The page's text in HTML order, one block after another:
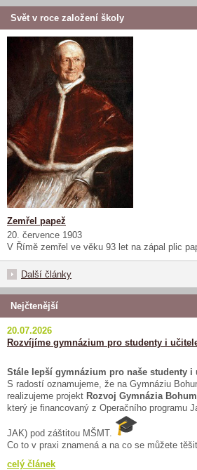
Svět v roce založení školy
Zemřel papež
20. července 1903
V Římě zemřel ve věku 93 let na zápal plic
Další články
Nejčtenější
20.07.2026
Rozvíjíme gymnázium pro studenty i
Stále lepší gymnázium pro naše studenty i
S radostí oznamujeme, že na Gymnáziu
realizujeme projekt Rozvoj Gymnázia
který je financovaný z Operačního programu
JAK) pod záštitou MŠMT.
Co to v praxi znamená a na co se můžete
celý článek